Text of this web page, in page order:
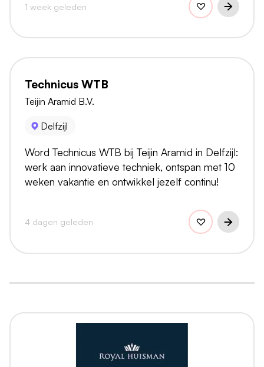
1 week geleden
Technicus WTB
Teijin Aramid B.V.
Delfzijl
Word Technicus WTB bij Teijin Aramid in Delfzijl:
werk aan innovatieve techniek, ontspan met 10
weken vakantie en ontwikkel jezelf continu!
4 dagen geleden